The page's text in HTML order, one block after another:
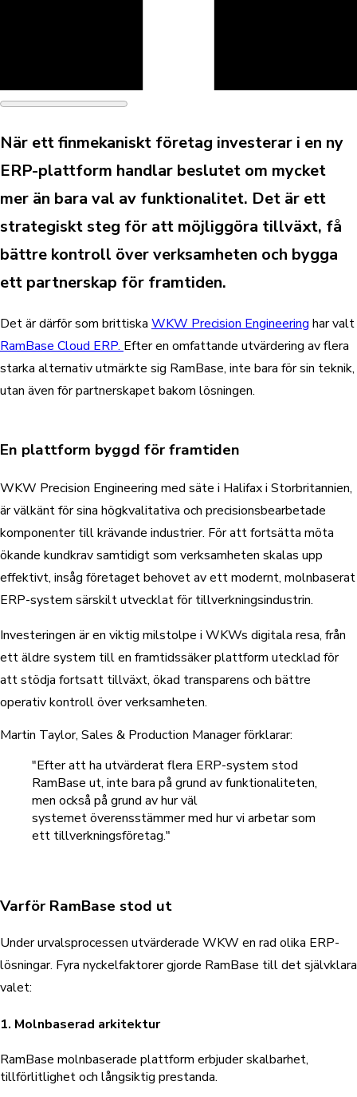
När ett finmekaniskt företag investerar i en ny
ERP-plattform handlar beslutet om mycket
mer än bara val av funktionalitet. Det är ett
strategiskt steg för att möjliggöra tillväxt, få
bättre kontroll över verksamheten och bygga
ett partnerskap för framtiden.
Det är därför som brittiska WKW Precision Engineering harvalt
RamBase Cloud ERP. Efter en omfattande utvärdering av flera
starka alternativ utmärkte sig RamBase, inte bara för sin teknik,
utan även för partnerskapet bakom lösningen.
En plattform byggd för framtiden
WKW Precision Engineering med säte i Halifax i Storbritannien,
är välkänt för sina högkvalitativa och precisionsbearbetade
komponenter till krävande industrier. För att fortsätta möta
ökande kundkrav samtidigt som verksamheten skalas upp
effektivt, insåg företaget behovet av ett modernt, molnbaserat
ERP-system särskilt utvecklat för tillverkningsindustrin.
Investeringen är en viktig milstolpe i WKWs digitala resa, från
ett äldre system till en framtidssäker plattform utecklad för
att stödja fortsatt tillväxt, ökad transparens och bättre
operativ kontroll över verksamheten.
Martin Taylor, Sales & Production Manager förklarar:
"Efter att ha utvärderat flera ERP-system stod
RamBase ut, inte bara på grund av funktionaliteten,
men också på grund av hur väl
systemet överensstämmer med hur vi arbetar som
ett tillverkningsföretag."
Varför RamBase stod ut
Under urvalsprocessen utvärderade WKW en rad olika ERP-
lösningar. Fyra nyckelfaktorer gjorde RamBase till det självklara
valet:
1. Molnbaserad arkitektur
RamBase molnbaserade plattform erbjuder skalbarhet,
tillförlitlighet och långsiktig prestanda.